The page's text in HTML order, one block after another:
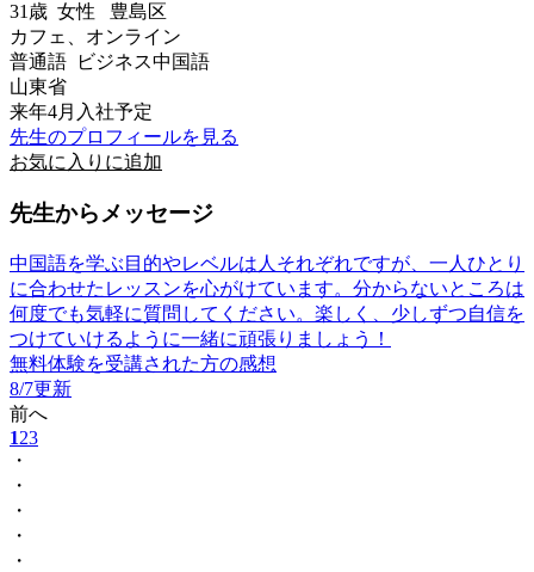
31歳 女性 豊島区
カフェ、オンライン
普通語 ビジネス中国語
山東省
来年4月入社予定
先生のプロフィールを見る
お気に入りに追加
先生からメッセージ
中国語を学ぶ目的やレベルは人それぞれですが、一人ひとり
に合わせたレッスンを心がけています。分からないところは
何度でも気軽に質問してください。楽しく、少しずつ自信を
つけていけるように一緒に頑張りましょう！
無料体験を受講された方の感想
8/7更新
前へ
123
・
・
・
・
・